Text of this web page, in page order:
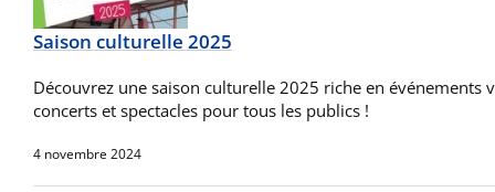
Saison culturelle 2025
Découvrez une saison culturelle 2025 riche en événements
concerts et spectacles pour tous les publics !
4 novembre 2024